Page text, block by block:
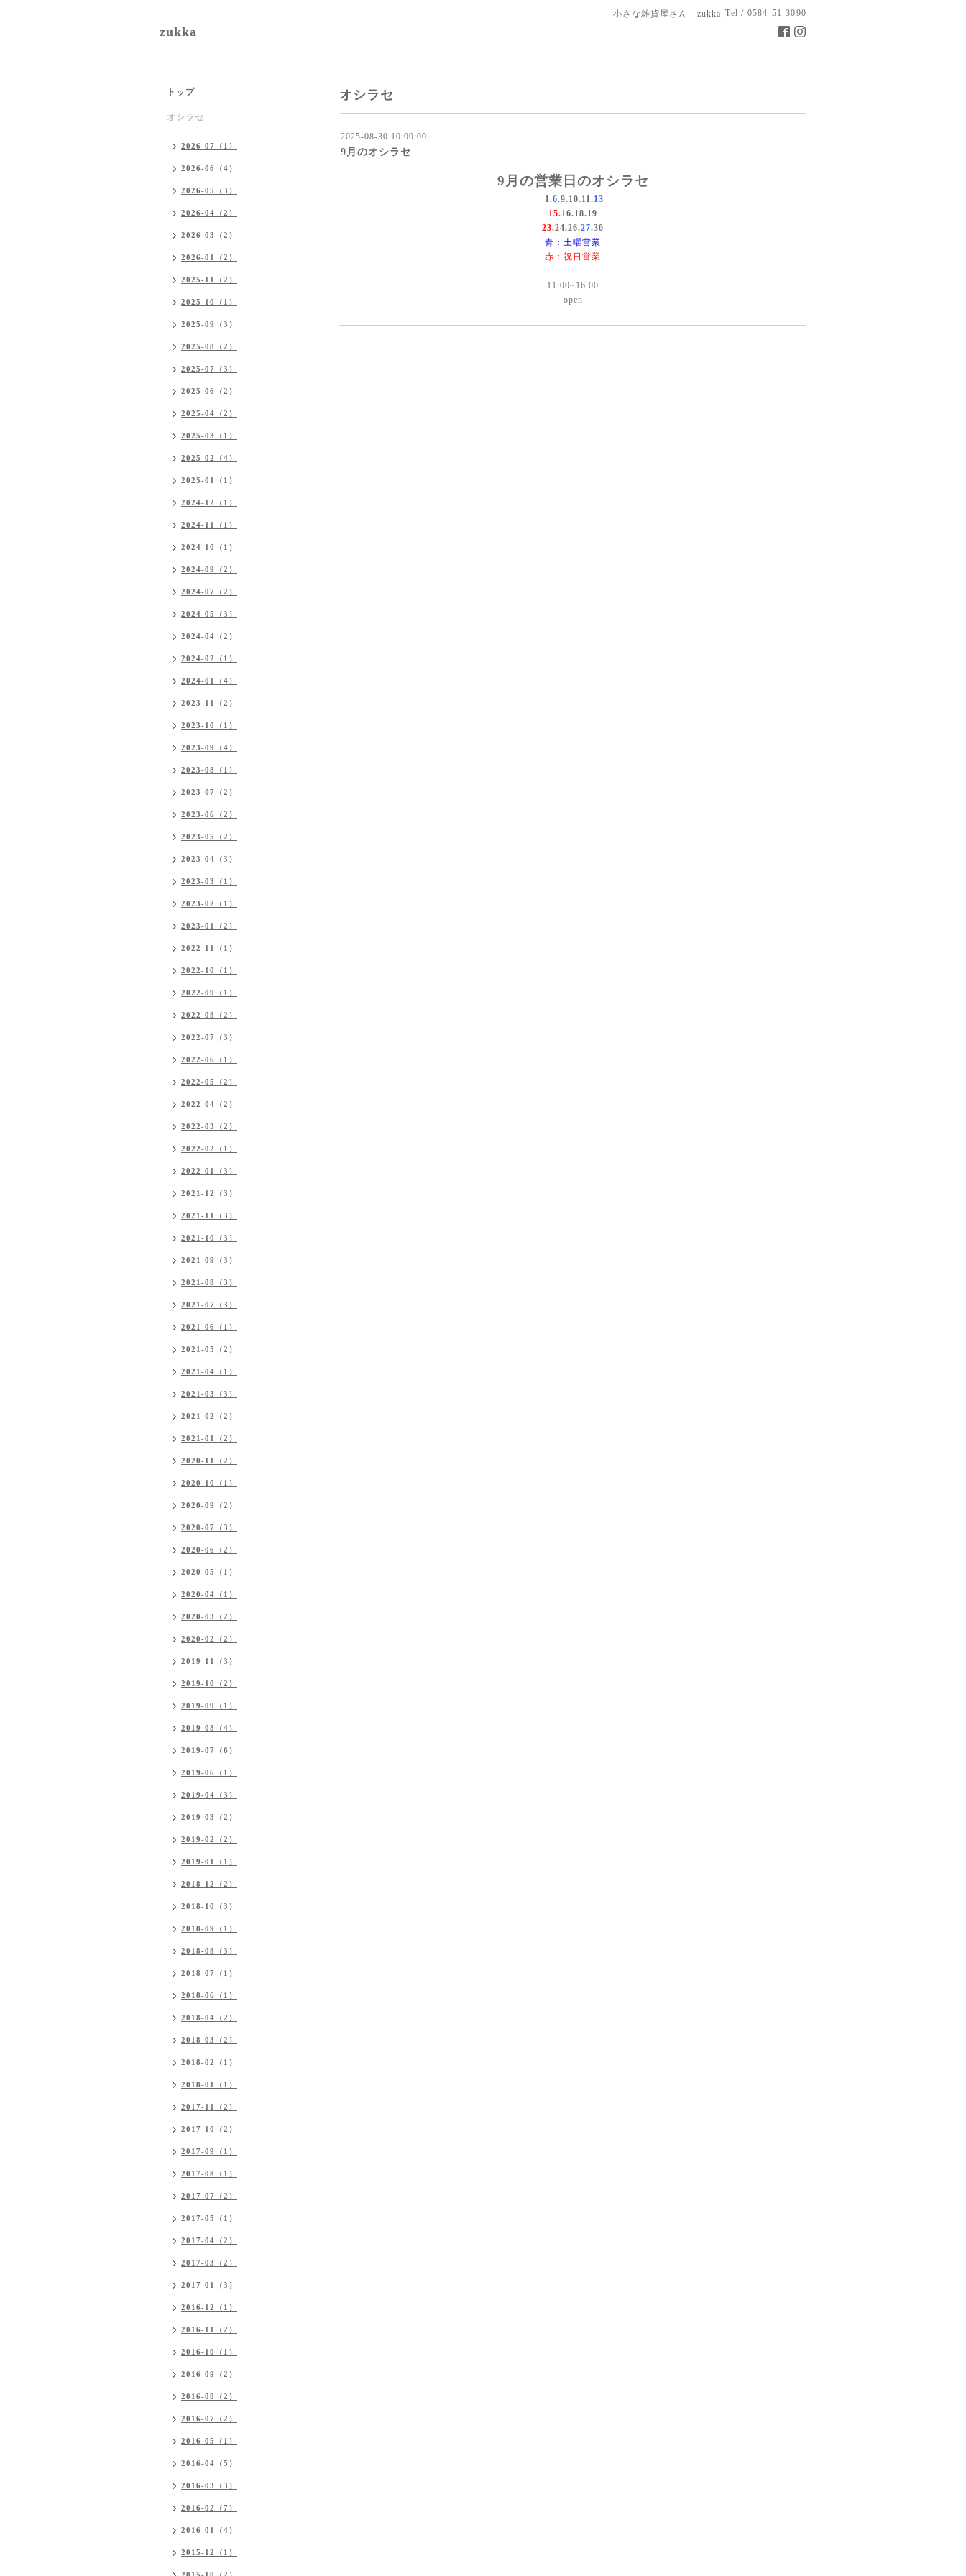
小さな雑貨屋さん zukka Tel / 0584-51-3090
zukka
オシラセ
2025-08-30 10:00:00
9月のオシラセ
9月の営業日のオシラセ
1.6.9.10.11.13
15.16.18.19
23.24.26.27.30
青：土曜営業
赤：祝日営業
11:00~16:00
open
トップ
オシラセ
2026-07（1）
2026-06（4）
2026-05（3）
2026-04（2）
2026-03（2）
2026-01（2）
2025-11（2）
2025-10（1）
2025-09（3）
2025-08（2）
2025-07（3）
2025-06（2）
2025-04（2）
2025-03（1）
2025-02（4）
2025-01（1）
2024-12（1）
2024-11（1）
2024-10（1）
2024-09（2）
2024-07（2）
2024-05（3）
2024-04（2）
2024-02（1）
2024-01（4）
2023-11（2）
2023-10（1）
2023-09（4）
2023-08（1）
2023-07（2）
2023-06（2）
2023-05（2）
2023-04（3）
2023-03（1）
2023-02（1）
2023-01（2）
2022-11（1）
2022-10（1）
2022-09（1）
2022-08（2）
2022-07（3）
2022-06（1）
2022-05（2）
2022-04（2）
2022-03（2）
2022-02（1）
2022-01（3）
2021-12（3）
2021-11（3）
2021-10（3）
2021-09（3）
2021-08（3）
2021-07（3）
2021-06（1）
2021-05（2）
2021-04（1）
2021-03（3）
2021-02（2）
2021-01（2）
2020-11（2）
2020-10（1）
2020-09（2）
2020-07（3）
2020-06（2）
2020-05（1）
2020-04（1）
2020-03（2）
2020-02（2）
2019-11（3）
2019-10（2）
2019-09（1）
2019-08（4）
2019-07（6）
2019-06（1）
2019-04（3）
2019-03（2）
2019-02（2）
2019-01（1）
2018-12（2）
2018-10（3）
2018-09（1）
2018-08（3）
2018-07（1）
2018-06（1）
2018-04（2）
2018-03（2）
2018-02（1）
2018-01（1）
2017-11（2）
2017-10（2）
2017-09（1）
2017-08（1）
2017-07（2）
2017-05（1）
2017-04（2）
2017-03（2）
2017-01（3）
2016-12（1）
2016-11（2）
2016-10（1）
2016-09（2）
2016-08（2）
2016-07（2）
2016-05（1）
2016-04（5）
2016-03（3）
2016-02（7）
2016-01（4）
2015-12（1）